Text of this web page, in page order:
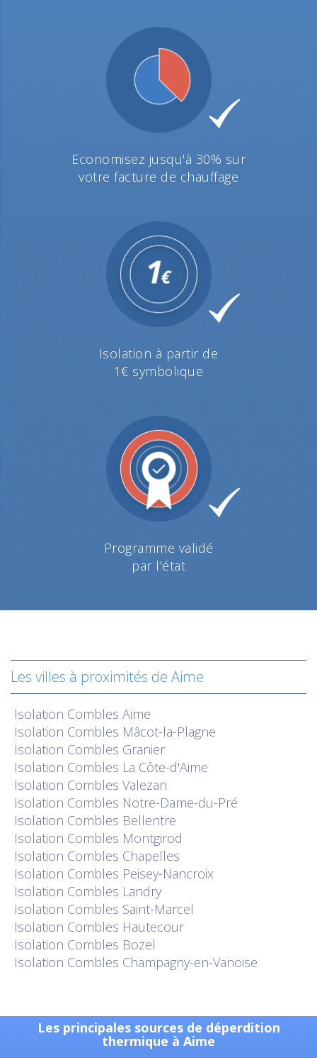
Economisez jusqu'à 30% sur
votre facture de chauffage
Isolation à partir de
1€ symbolique
Programme validé
par l'état
Les villes à proximités de Aime
Isolation Combles Aime
Isolation Combles Mâcot-la-Plagne
Isolation Combles Granier
Isolation Combles La Côte-d'Aime
Isolation Combles Valezan
Isolation Combles Notre-Dame-du-Pré
Isolation Combles Bellentre
Isolation Combles Montgirod
Isolation Combles Chapelles
Isolation Combles Peisey-Nancroix
Isolation Combles Landry
Isolation Combles Saint-Marcel
Isolation Combles Hautecour
Isolation Combles Bozel
Isolation Combles Champagny-en-Vanoise
Les principales sources de déperdition
thermique à Aime